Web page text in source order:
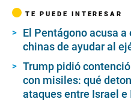
TE PUEDE INTERESAR
El Pentágono acusa
chinas de ayudar al
Trump pidió
con misiles: qué
ataques entre Israel e